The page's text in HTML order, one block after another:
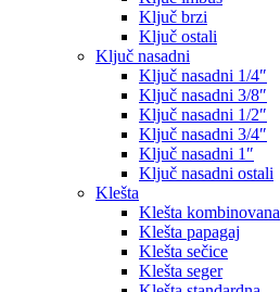
Ključ brzi
Ključ ostali
Ključ nasadni
Ključ nasadni 1/4″
Ključ nasadni 3/8″
Ključ nasadni 1/2″
Ključ nasadni 3/4″
Ključ nasadni 1″
Ključ nasadni ostali
Klešta
Klešta kombinovana
Klešta papagaj
Klešta sečice
Klešta seger